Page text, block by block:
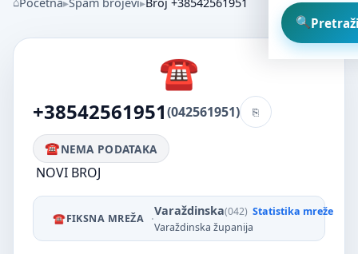
Početna Spam brojevi Broj +38542561951
+38542561951(042561951)
NEMA PODATAKA
NOVI BROJ
FIKSNA MREŽA ·Varaždinska(042) Statistika mreže
Varaždinska županija